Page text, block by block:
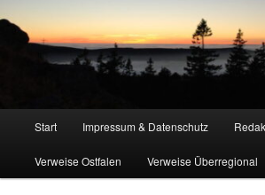
Start Impressum & Datenschutz
Verweise Ostfalen Verweise Überregional